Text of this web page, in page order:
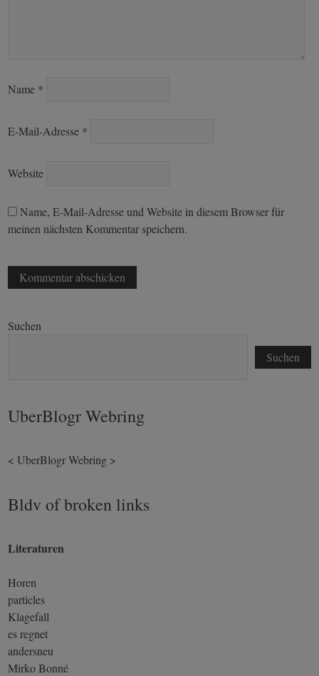
Name *
E-Mail-Adresse *
Website
Name, E-Mail-Adresse und Website in diesem Browser für
meinen nächsten Kommentar speichern.
Suchen
Suchen
UberBlogr Webring
< UberBlogr Webring >
Bldv of broken links
Literaturen
Horen
particles
Klagefall
es regnet
andersneu
Mirko Bonné